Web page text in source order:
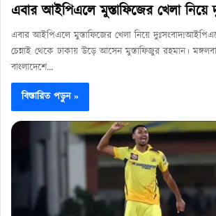
এবার আইপিএলে মুস্তাফিজের খেলা নিয়ে
এবার আইপিএলে মুস্তাফিজের খেলা নিয়ে
চেন্নাই থেকে ঢাকায় উড়ে আসেন মুস্তাফিজুর রহমান।
বাংলাদেশে…
বিস্তারিত পড়ুন »